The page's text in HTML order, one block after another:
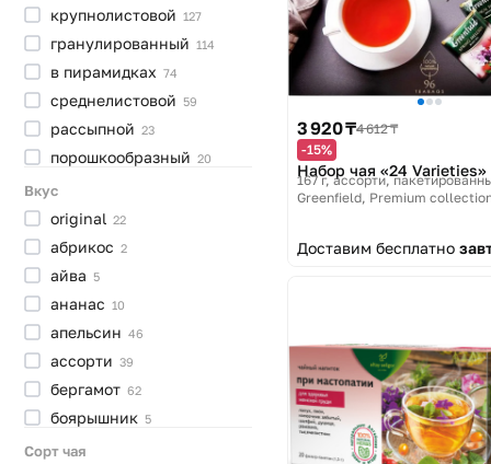
красный 7
белый5
ройбуш 2
голубой 1
крупнолистовой 127
гранулированный 114
в пирамидках 74
среднелистовой 59
рассыпной 23
порошкообразный 20
в
растворимый
напиток 14
набор
мелколистовой
сублимированный
прессованный
зерновой 1
молотый 1
Вкус
original 22
абрикос 2
айва 5
ананас 10
апельсин 46
ассорти 39
бергамот 62
боярышник 5
брусника
Сорт чая
3 920 ₸4 612 ₸
-15%
Набор чая «24 Varieties»
167 г, ассорти,
Greenfield, Premium
Доставим бесплатно